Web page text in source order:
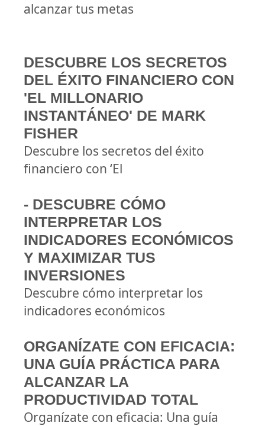
alcanzar tus metas
DESCUBRE LOS SECRETOS
DEL ÉXITO FINANCIERO CON
'EL MILLONARIO
INSTANTÁNEO' DE MARK
FISHER
Descubre los secretos del éxito
financiero con ‘El
- DESCUBRE CÓMO
INTERPRETAR LOS
INDICADORES ECONÓMICOS
Y MAXIMIZAR TUS
INVERSIONES
Descubre cómo interpretar los
indicadores económicos
ORGANÍZATE CON EFICACIA:
UNA GUÍA PRÁCTICA PARA
ALCANZAR LA
PRODUCTIVIDAD TOTAL
Organízate con eficacia: Una guía